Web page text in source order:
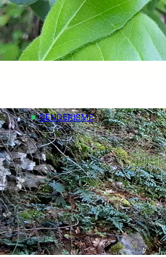
En aquest article parlem
paisatge mediterrani,
sud de Catalunya.
SENDERISME
El món dels
Catsud–nov. 15, 2020
El senderisme és molt
experiència que aporta
Els senders històrics i…